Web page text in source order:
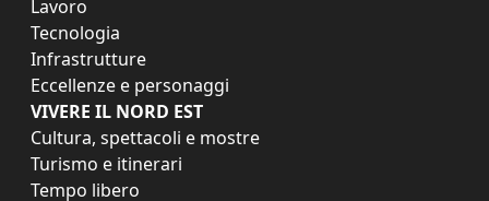
Lavoro
Tecnologia
Infrastrutture
Eccellenze e personaggi
VIVERE IL NORD EST
Cultura, spettacoli e mostre
Turismo e itinerari
Tempo libero